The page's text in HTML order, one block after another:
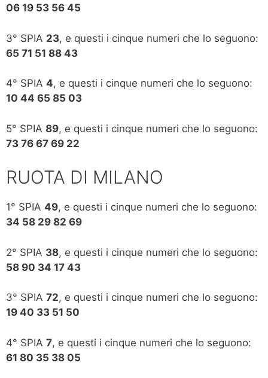
06 19 53 56 45
3° SPIA 23, e questi i cinque numeri che lo seguono:
65 71 51 88 43
4° SPIA 4, e questi i cinque numeri che lo seguono:
10 44 65 85 03
5° SPIA 89, e questi i cinque numeri che lo seguono:
73 76 67 69 22
RUOTA DI MILANO
1° SPIA 49, e questi i cinque numeri che lo seguono:
34 58 29 82 69
2° SPIA 38, e questi i cinque numeri che lo seguono:
58 90 34 17 43
3° SPIA 72, e questi i cinque numeri che lo seguono:
19 40 33 51 50
4° SPIA 7, e questi i cinque numeri che lo seguono:
61 80 35 38 05